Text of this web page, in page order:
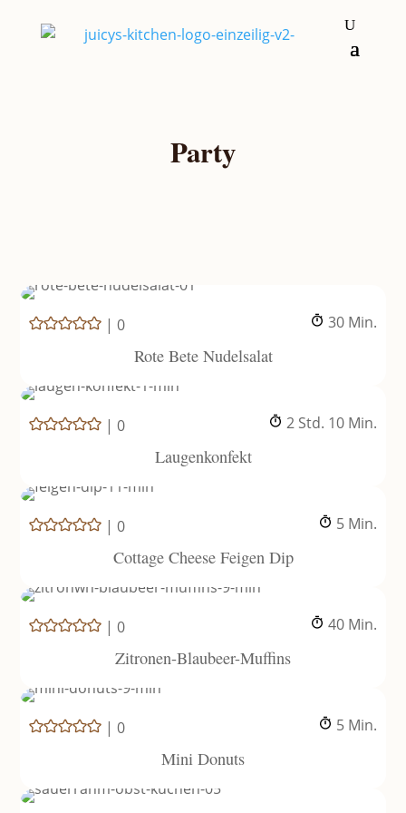
Party
|0 30Minuten
Min.
Rote Bete Nudelsalat
|0 2Stunden
Std. 10Minuten
Min.
Laugenkonfekt
|0 5Minuten
Min.
Cottage Cheese Feigen Dip
|0 40Minuten
Min.
Zitronen-Blaubeer-Muffins
|0 5Minuten
Min.
Mini Donuts